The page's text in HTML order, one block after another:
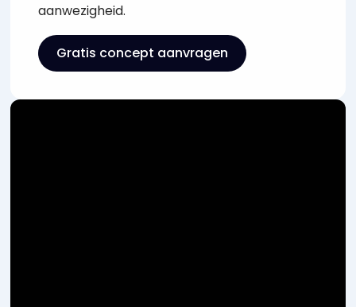
aanwezigheid.
Gratis concept aanvragen